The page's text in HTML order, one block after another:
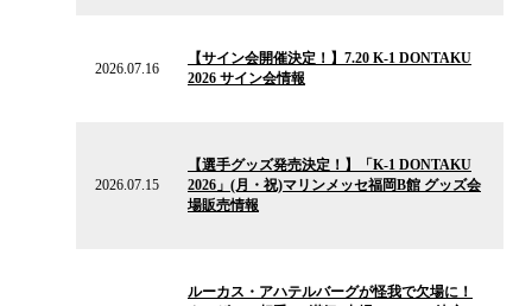
2026.07.16
【サイン会開催決定！】7.20 K-1 DONTAKU
2026 サイン会情報
2026.07.15
【選手グッズ発売決定！】「K-1 DONTAKU
2026」(月・祝)マリンメッセ福岡B館 グッズ会
場販売情報
ルーカス・アハテルバーグが怪我で欠場に！